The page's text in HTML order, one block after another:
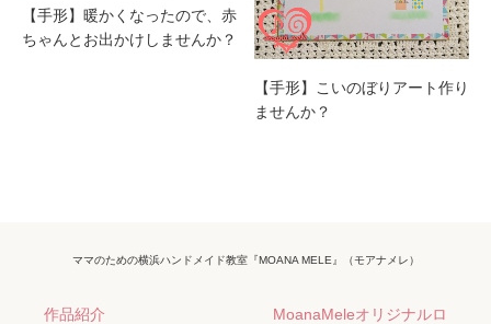
【手形】暖かくなったので、赤
ちゃんとお出かけしませんか？
【手形】こいのぼりアート作り
ませんか？
ママのための横浜ハンドメイド教室『MOANA MELE』（モアナメレ）
作品紹介
MoanaMeleオリジナルロ